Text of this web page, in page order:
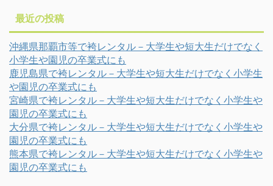
最近の投稿
沖縄県那覇市等で袴レンタル－大学生や短大生だけでなく
小学生や園児の卒業式にも
鹿児島県で袴レンタル－大学生や短大生だけでなく小学生
や園児の卒業式にも
宮崎県で袴レンタル－大学生や短大生だけでなく小学生や
園児の卒業式にも
大分県で袴レンタル－大学生や短大生だけでなく小学生や
園児の卒業式にも
熊本県で袴レンタル－大学生や短大生だけでなく小学生や
園児の卒業式にも